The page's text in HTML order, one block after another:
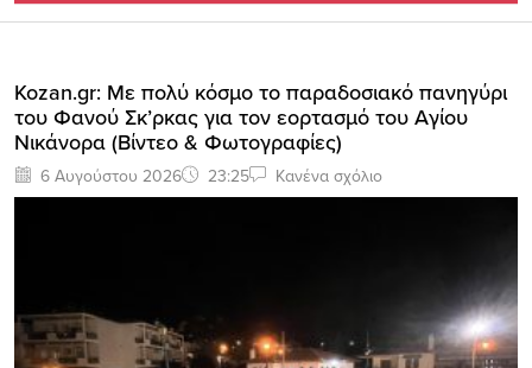
Kozan.gr: Με πολύ κόσμο το παραδοσιακό πανηγύρι
του Φανού Σκ’ρκας για τον εορτασμό του Αγίου
Νικάνορα (Βίντεο & Φωτογραφίες)
6 Αυγούστου 2026 23:25 Κανένα σχόλιο